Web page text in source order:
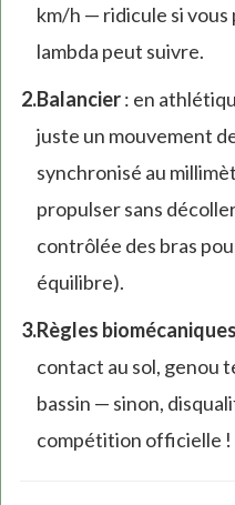
km/h — ridicule si vous
lambda peut suivre.
Balancier: en
juste un mouvement
synchronisé au
propulser sans
contrôlée des bras
équilibre).
Règles
contact au sol, genou
bassin — sinon,
compétition officielle !